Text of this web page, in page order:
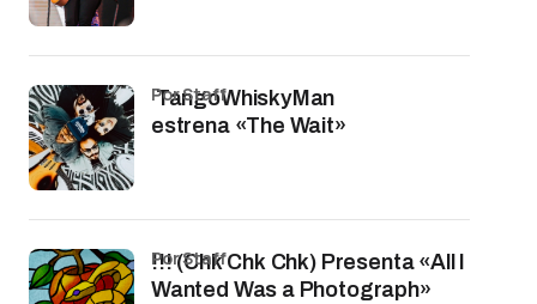
TangoWhiskyMan
estrena «The Wait»
por Staff
!!! (Chk Chk Chk) Presenta «All I
Wanted Was a Photograph»
por Staff